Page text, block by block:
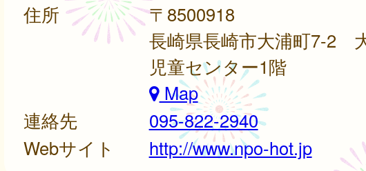
住所
〒8500918
長崎県長崎市大浦町7-2
児童センター1階
Map
連絡先
095-822-2940
Webサイト
http://www.npo-hot.jp